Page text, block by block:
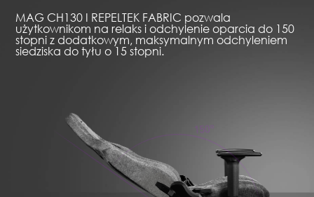
MAG CH130 I REPELTEK FABRIC pozwala
użytkownikom na relaks i odchylenie oparcia do 150
stopni z dodatkowym, maksymalnym odchyleniem
siedziska do tyłu o 15 stopni.